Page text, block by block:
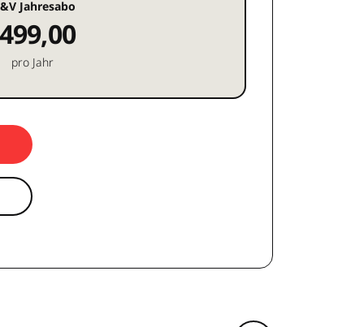
Jahresabo
499,00
pro Jahr